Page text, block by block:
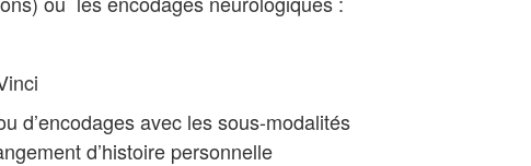
d’encodages avec les sous-modalités
d’histoire personnelle